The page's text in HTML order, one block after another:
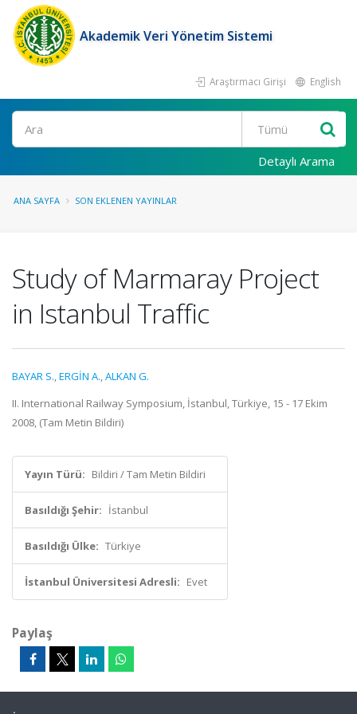
Akademik Veri Yönetim Sistemi
Araştırmacı Girişi English
Ara
Detaylı Arama
ANA SAYFA SON EKLENEN YAYINLAR
Study of Marmaray Project
in Istanbul Traffic
BAYAR S.,ERGİN A.,ALKAN G.
II. International Railway Symposium, İstanbul, Türkiye, 15 - 17 Ekim
2008, (Tam Metin Bildiri)
Yayın Türü: Bildiri / Tam Metin Bildiri
Basıldığı Şehir: İstanbul
Basıldığı Ülke: Türkiye
İstanbul Üniversitesi Adresli: Evet
Paylaş